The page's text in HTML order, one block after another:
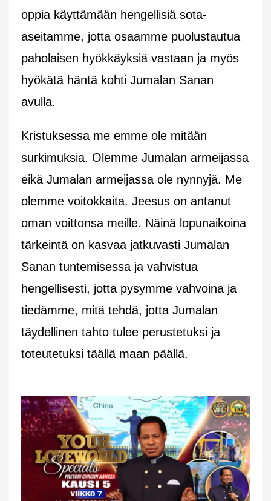
oppia käyttämään hengellisiä sota-
aseitamme, jotta osaamme puolustautua
paholaisen hyökkäyksiä vastaan ja myös
hyökätä häntä kohti Jumalan Sanan
avulla.
Kristuksessa me emme ole mitään
surkimuksia. Olemme Jumalan armeijassa
eikä Jumalan armeijassa ole nynnyjä. Me
olemme voitokkaita. Jeesus on antanut
oman voittonsa meille. Näinä lopunaikoina
tärkeintä on kasvaa jatkuvasti Jumalan
Sanan tuntemisessa ja vahvistua
hengellisesti, jotta pysymme vahvoina ja
tiedämme, mitä tehdä, jotta Jumalan
täydellinen tahto tulee perustetuksi ja
toteutetuksi täällä maan päällä.